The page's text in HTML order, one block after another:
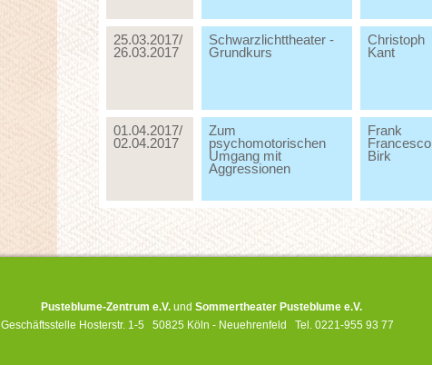
25.03.2017/
26.03.2017
Schwarzlichttheater -
Grundkurs
Christoph
Kant
01.04.2017/
02.04.2017
Zum
psychomotorischen
Umgang mit
Aggressionen
Frank
Francesco
Birk
Pusteblume-Zentrum e.V. und Sommertheater Pusteblume e.V.
Geschäftsstelle Hosterstr. 1-5 50825 Köln - Neuehrenfeld Tel. 0221-955 93 77